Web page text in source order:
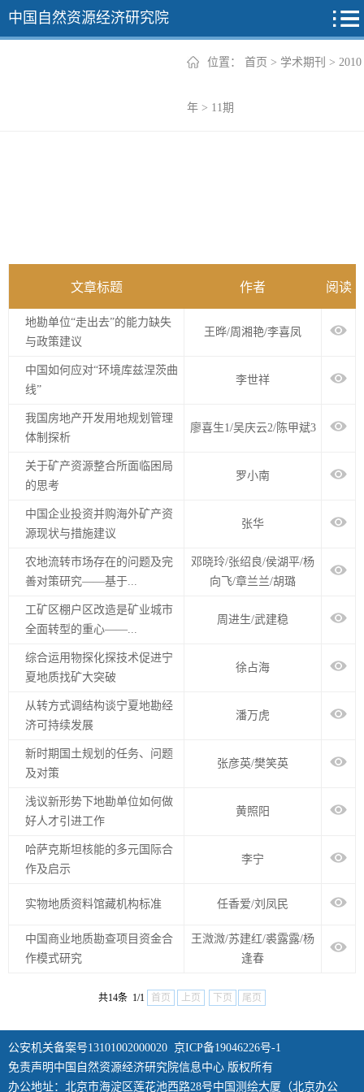
中国自然资源经济研究院
+
位置： 首页 > 学术期刊 > 2010
年 > 11期
文章标题 作者 阅读
地勘单位“走出去”的能力缺失
与政策建议
王晔/周湘艳/李喜凤
中国如何应对“环境库兹涅茨曲
线”
李世祥
我国房地产开发用地规划管理
体制探析
廖喜生1/吴庆云2/陈甲斌3
关于矿产资源整合所面临困局
的思考
罗小南
中国企业投资并购海外矿产资
源现状与措施建议
张华
农地流转市场存在的问题及完
善对策研究——基于...
邓晓玲/张绍良/侯湖平/杨
向飞/章兰兰/胡璐
工矿区棚户区改造是矿业城市
全面转型的重心——...
周进生/武建稳
综合运用物探化探技术促进宁
夏地质找矿大突破
徐占海
从转方式调结构谈宁夏地勘经
济可持续发展
潘万虎
新时期国土规划的任务、问题
及对策
张彦英/樊笑英
浅议新形势下地勘单位如何做
好人才引进工作
黄照阳
哈萨克斯坦核能的多元国际合
作及启示
李宁
实物地质资料馆藏机构标准 任香爱/刘凤民
中国商业地质勘查项目资金合
作模式研究
王溦溦/苏建红/裘露露/杨
逢春
共14条 1/1 首页 上页 下页 尾页
公安机关备案号13101002000020 京ICP备19046226号-1
免责声明中国自然资源经济研究院信息中心 版权所有
办公地址：北京市海淀区莲花池西路28号中国测绘大厦（北京办公